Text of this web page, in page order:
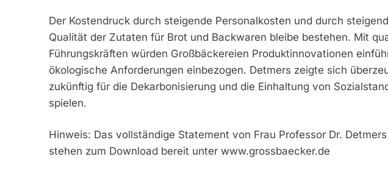
Der Kostendruck durch steigende Personalkosten und durch
Qualität der Zutaten für Brot und Backwaren bleibe bestehen. Mit
Führungskräften würden Großbäckereien Produktinnovationen
ökologische Anforderungen einbezogen. Detmers zeigte sich
zukünftig für die Dekarbonisierung und die Einhaltung von
spielen.
Hinweis: Das vollständige Statement von Frau Professor Dr.
stehen zum Download bereit unter www.grossbaecker.de